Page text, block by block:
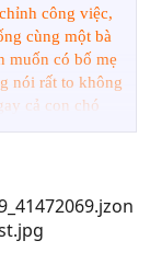
công việc,
cùng một bà
muốn có bố mẹ
nói rất to không
cả con chó